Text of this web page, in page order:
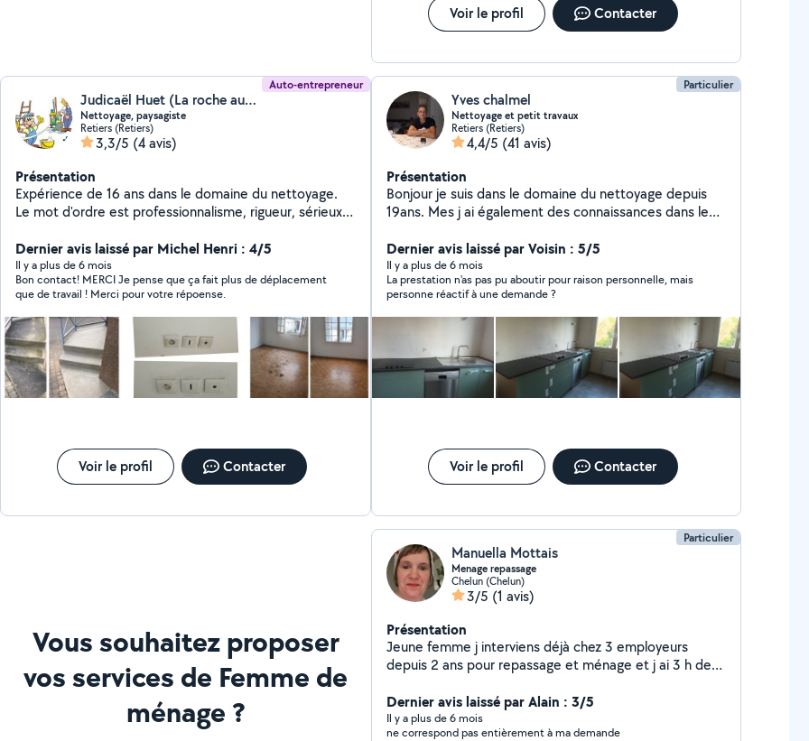
Voir le profil Contacter
Auto-entrepreneur
Judicaël Huet (La roche aux fées nettoyage)
Nettoyage, paysagiste
Retiers (Retiers)
3,3/5 (4 avis)
Présentation
Expérience de 16 ans dans le domaine du nettoyage.
Le mot d'ordre est professionnalisme, rigueur, sérieux
effectués avec une prestation de qualité. Nous avons
une réactivité pour les demandes urgentes.
Dernier avis laissé par Michel Henri : 4/5
Il y a plus de 6 mois
Bon contact! MERCI Je pense que ça fait plus de déplacement
que de travail ! Merci pour votre répoense.
Voir le profil Contacter
Particulier
Yves chalmel
Nettoyage et petit travaux
Retiers (Retiers)
4,4/5 (41 avis)
Présentation
Bonjour je suis dans le domaine du nettoyage depuis
19ans. Mes j ai également des connaissances dans le
avec raccorde ment petit électricité prise interrupteur
lustre montage de meubles. a bientôt
Dernier avis laissé par Voisin : 5/5
Il y a plus de 6 mois
La prestation n'as pas pu aboutir pour raison personnelle, mais
personne réactif à une demande ?
Voir le profil Contacter
Vous souhaitez proposer
vos services de Femme de
ménage ?
Particulier
Manuella Mottais
Menage repassage
Chelun (Chelun)
3/5 (1 avis)
Présentation
Jeune femme j interviens déjà chez 3 employeurs
depuis 2 ans pour repassage et ménage et j ai 3 h de
besoin donc n hesitez pas cdt
Dernier avis laissé par Alain : 3/5
Il y a plus de 6 mois
ne correspond pas entièrement à ma demande